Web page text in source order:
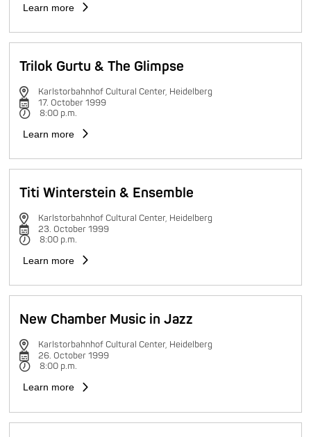
Learn more
Trilok Gurtu & The Glimpse
Karlstorbahnhof Cultural Center, Heidelberg
17. October 1999
8:00 p.m.
Learn more
Titi Winterstein & Ensemble
Karlstorbahnhof Cultural Center, Heidelberg
23. October 1999
8:00 p.m.
Learn more
New Chamber Music in Jazz
Karlstorbahnhof Cultural Center, Heidelberg
26. October 1999
8:00 p.m.
Learn more